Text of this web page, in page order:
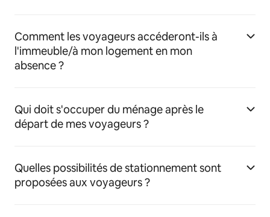
Comment les voyageurs accéderont-ils à
l'immeuble/à mon logement en mon
absence ?
Qui doit s'occuper du ménage après le
départ de mes voyageurs ?
Quelles possibilités de stationnement sont
proposées aux voyageurs ?